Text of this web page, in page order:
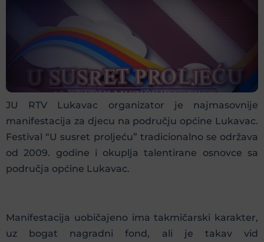
JU RTV Lukavac organizator je najmasovnije
manifestacija za djecu na području općine Lukavac.
Festival “U susret proljeću” tradicionalno se održava
od 2009. godine i okuplja talentirane osnovce sa
područja općine Lukavac.
Manifestacija uobičajeno ima takmičarski karakter,
uz bogat nagradni fond, ali je takav vid